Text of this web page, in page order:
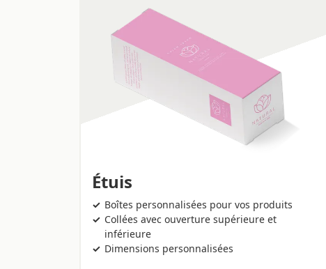
Étuis
Boîtes personnalisées pour vos produits
Collées avec ouverture supérieure et
inférieure
Dimensions personnalisées